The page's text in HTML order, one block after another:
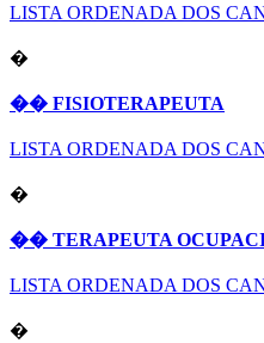
LISTA ORDENADA DOS
�
�� FISIOTERAPEUTA
LISTA ORDENADA DOS
�
�� TERAPEUTA
LISTA ORDENADA DOS
�